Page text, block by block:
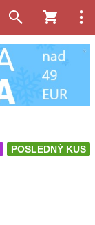
POSLEDNÝ KUS